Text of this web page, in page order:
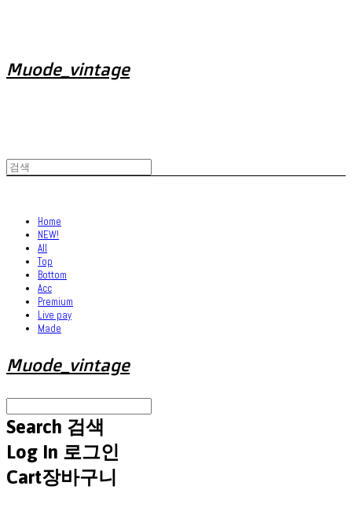
Muode_vintage
Home
NEW!
All
Top
Bottom
Acc
Premium
Live pay
Made
Muode_vintage
Search 검색
Log In 로그인
Cart장바구니